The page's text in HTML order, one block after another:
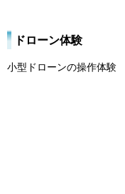
ドローン体験
小型ドローンの操作体験